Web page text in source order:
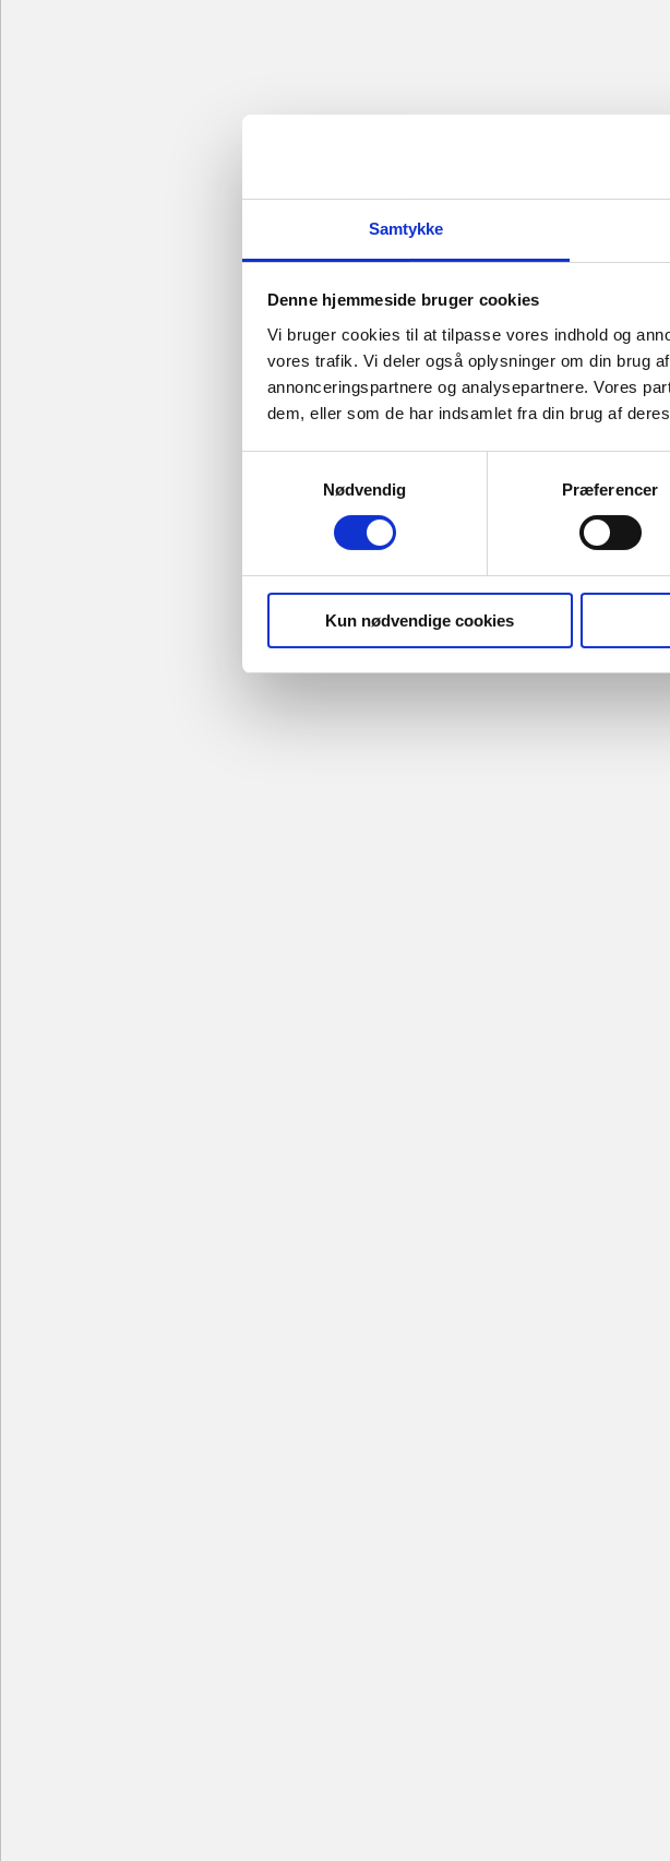
Samtykke
Denne hjemmeside bruger cookies
Vi bruger cookies til at tilpasse vores indhold og
vores trafik. Vi deler også oplysninger om din brug
annonceringspartnere og analysepartnere. Vores
dem, eller som de har indsamlet fra din brug af
Nødvendig
Præferencer
Kun nødvendige cookies